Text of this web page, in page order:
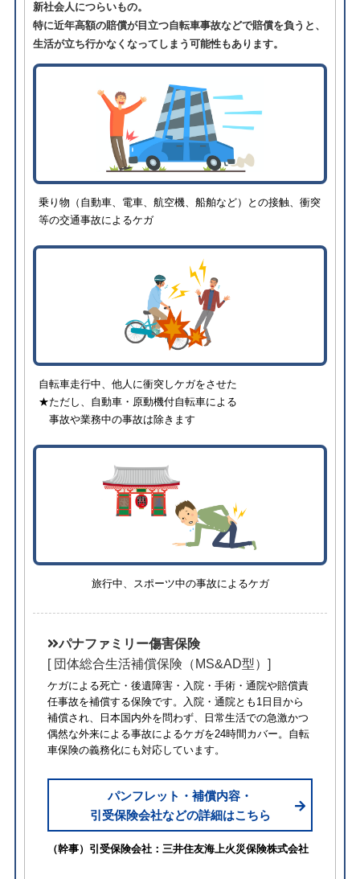
新社会人につらいもの。
特に近年高額の賠償が目立つ自転車事故などで賠償を負うと、
生活が立ち行かなくなってしまう可能性もあります。
乗り物（自動車、電車、航空機、船舶など）との接触、衝突
等の交通事故によるケガ
自転車走行中、他人に衝突しケガをさせた
★ただし、自動車・原動機付自転車による
事故や業務中の事故は除きます
旅行中、スポーツ中の事故によるケガ
パナファミリー傷害保険
[ 団体総合生活補償保険（MS&AD型）]
ケガによる死亡・後遺障害・入院・手術・通院や賠償責
任事故を補償する保険です。入院・通院とも1日目から
補償され、日本国内外を問わず、日常生活での急激かつ
偶然な外来による事故によるケガを24時間カバー。自転
車保険の義務化にも対応しています。
パンフレット・補償内容・
引受保険会社などの詳細はこちら
（幹事）引受保険会社：三井住友海上火災保険株式会社